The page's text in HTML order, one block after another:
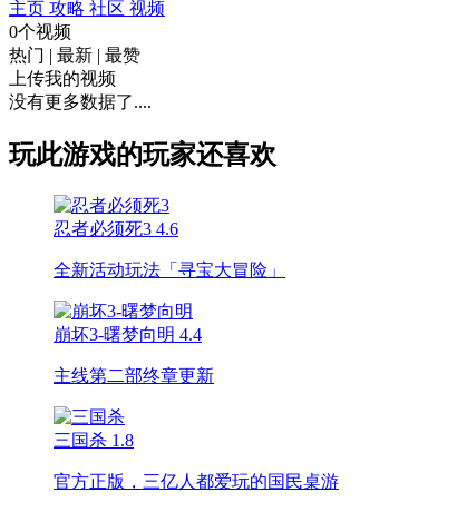
主页 攻略 社区 视频
0个视频
热门 | 最新 | 最赞
上传我的视频
没有更多数据了....
玩此游戏的玩家还喜欢
忍者必须死3 4.6
全新活动玩法「寻宝大冒险」
崩坏3-曙梦向明 4.4
主线第二部终章更新
三国杀 1.8
官方正版，三亿人都爱玩的国民桌游